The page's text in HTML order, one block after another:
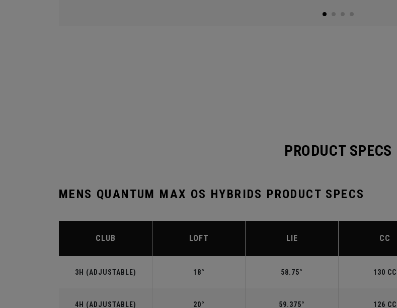
PRODUCT SPECS
MENS QUANTUM MAX OS HYBRIDS PRODUCT SPECS
CLUB LOFT LIE CC
3H (ADJUSTABLE) 18° 58.75° 130 CC
4H (ADJUSTABLE) 20° 59.375° 126 CC